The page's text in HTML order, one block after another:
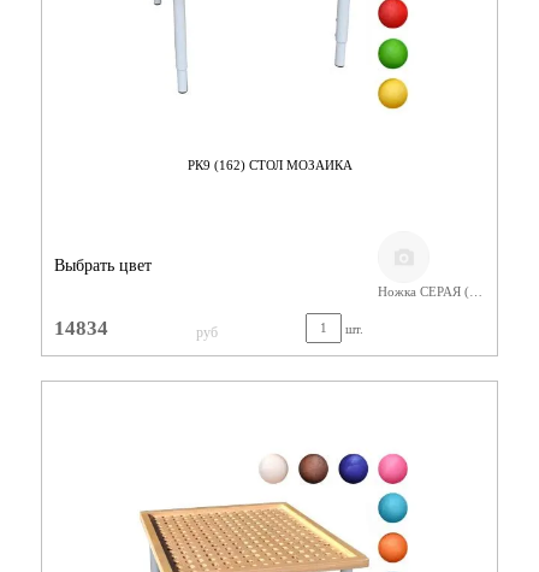
РК9 (162) СТОЛ МОЗАИКА
Выбрать цвет
14834 руб шт.